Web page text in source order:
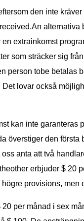
den inte
extrainkomst
som sträcker sig
person tobe betalas
lovar också
kan inte garanteras
överstiger den
anta att två
erbjuder $ 20
provisions, men
per månad i sex